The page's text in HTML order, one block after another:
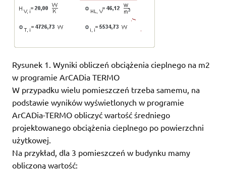
Rysunek 1. Wyniki obliczeń obciążenia cieplnego na m2
w programie ArCADia TERMO
W przypadku wielu pomieszczeń trzeba samemu, na
podstawie wyników wyświetlonych w programie
ArCADia-TERMO obliczyć wartość średniego
projektowanego obciążenia cieplnego po powierzchni
użytkowej.
Na przykład, dla 3 pomieszczeń w budynku mamy
obliczoną wartość: